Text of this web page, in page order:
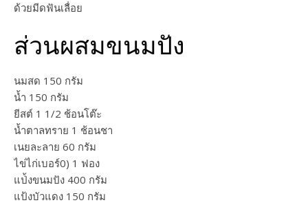
ด้วยมีดฟันเลื่อย
ส่วนผสมขนมปัง
นมสด 150 กรัม
น้ำ 150 กรัม
ยีสต์ 1 1/2 ช้อนโต๊ะ
น้ำตาลทราย 1 ช้อนชา
เนยละลาย 60 กรัม
ไข่ไก่เบอร์0) 1 ฟอง
แป่้งขนมปัง 400 กรัม
แป้งบัวแดง 150 กรัม